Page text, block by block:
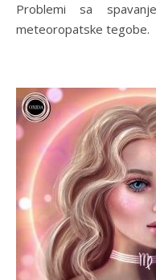
Problemi sa
meteoropatske tegobe.